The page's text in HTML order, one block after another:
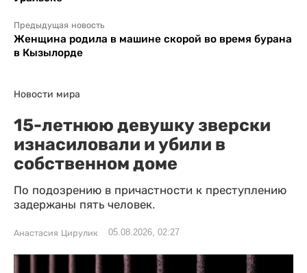
Предыдущая новость
Женщина родила в машине скорой во время бурана
в Кызылорде
Новости мира
15-летнюю девушку зверски
изнасиловали и убили в
собственном доме
По подозрению в причастности к преступлению
задержаны пять человек.
Анастасия Цирулик 05.08.2026, 02:27